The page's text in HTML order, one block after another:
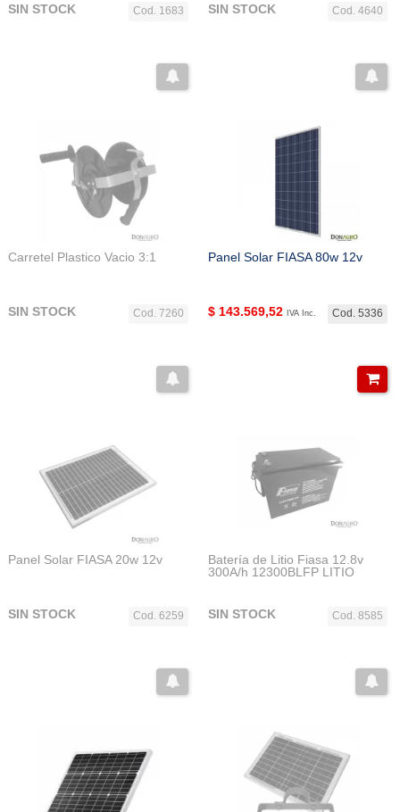
Cod. 1683
SIN STOCK Cod. 4640
SIN STOCK
Carretel Plastico Vacio 3:1
Cod. 7260
SIN STOCK
Panel Solar FIASA 80w 12v
Cod. 5336
$ 143.569,52 IVA Inc.
Panel Solar FIASA 20w 12v
Cod. 6259
SIN STOCK
Batería de Litio Fiasa 12.8v
300A/h 12300BLFP LITIO
Cod. 8585
SIN STOCK